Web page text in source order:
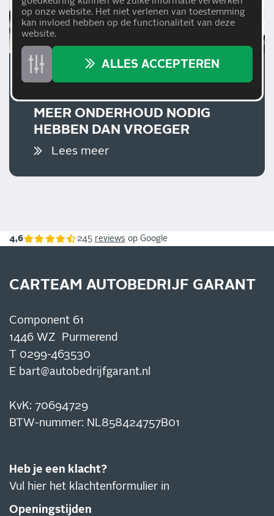
20/05/2026
WAAROM MODERNE AUTO'S
MEER ONDERHOUD NODIG
HEBBEN DAN VROEGER
Lees meer
4,6 245 reviews op Google
CARTEAM AUTOBEDRIJF GARANT
Component 61
1446 WZ Purmerend
T 0299-463530
E bart@autobedrijfgarant.nl
KvK: 70694729
BTW-nummer: NL858424757B01
Heb je een klacht?
Vul hier het klachtenformulier in
Openingstijden
op onze website. Het niet verlenen van toestemming
kan invloed hebben op de functionaliteit van deze
website.
ALLES ACCEPTEREN